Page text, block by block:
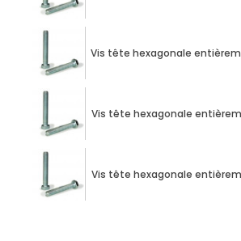
Vis tête hexagonale
Vis tête hexagonale
Vis tête hexagonale